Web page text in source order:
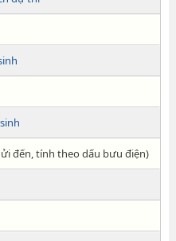
đến, tính theo dấu bưu điện)